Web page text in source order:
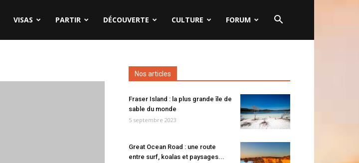
VISAS PARTIR DÉCOUVERTE CULTURE FORUM
Nos articles
Fraser Island : la plus grande île de
sable du monde
5 septembre 2023
Great Ocean Road : une route
entre surf, koalas et paysages...